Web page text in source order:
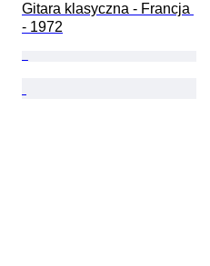
Gitara klasyczna - Francja
- 1972